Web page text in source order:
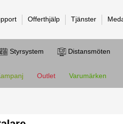
Offerthjälp Tjänster
Styrsystem Distansmöten
Outlet Varumärken